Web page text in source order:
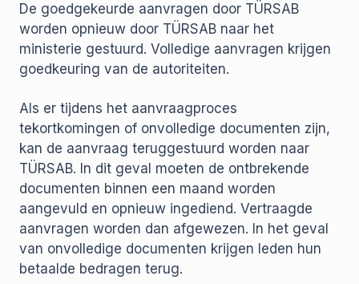
De goedgekeurde aanvragen door TÜRSAB
worden opnieuw door TÜRSAB naar het
ministerie gestuurd. Volledige aanvragen krijgen
goedkeuring van de autoriteiten.
Als er tijdens het aanvraagproces
tekortkomingen of onvolledige documenten zijn,
kan de aanvraag teruggestuurd worden naar
TÜRSAB. In dit geval moeten de ontbrekende
documenten binnen een maand worden
aangevuld en opnieuw ingediend. Vertraagde
aanvragen worden dan afgewezen. In het geval
van onvolledige documenten krijgen leden hun
betaalde bedragen terug.